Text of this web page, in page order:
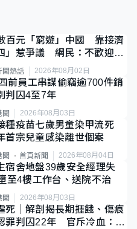
百元「窮遊」中國 靠接濟
」惹爭議 網民：不歡迎劣
聞熱話 2026年08月02日
前員工串謀偷竊逾700件銷
囚4至7年
聞 2026年08月03日
種疫苗七歲男童染甲流死
宗兒童感染離世個案
聞 首頁新聞 2026年08月04日
宿舍地盤39歲安全經理失
4樓工作台、送院不治
聞 2026年08月03日
死｜解剖揭長期捱餓、傷痕
罪判囚22年 官斥冷血：同